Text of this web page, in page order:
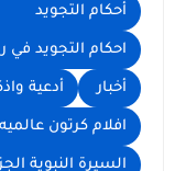
أحكام التجويد
احكام التجويد في
أخبار أدعية
افلام كرتون عالميه
السيرة النبوية